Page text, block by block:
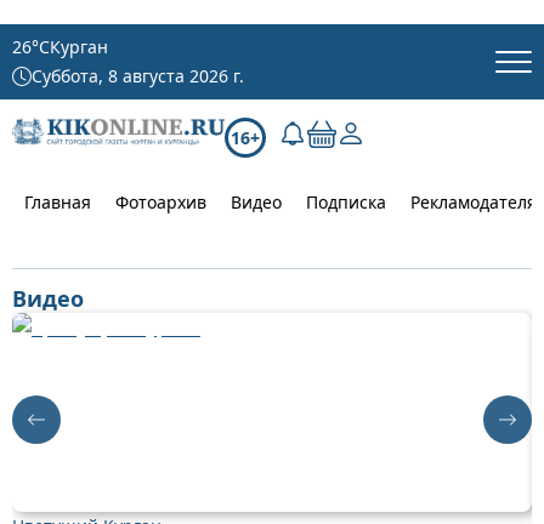
26°CКурган
Суббота, 8 августа 2026 г.
16+
Главная Фотоархив Видео Подписка
Видео